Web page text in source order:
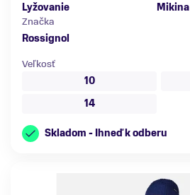
Lyžovanie
Mikina
Značka
Rossignol
Veľkosť
10
14
Skladom - Ihneď k odberu